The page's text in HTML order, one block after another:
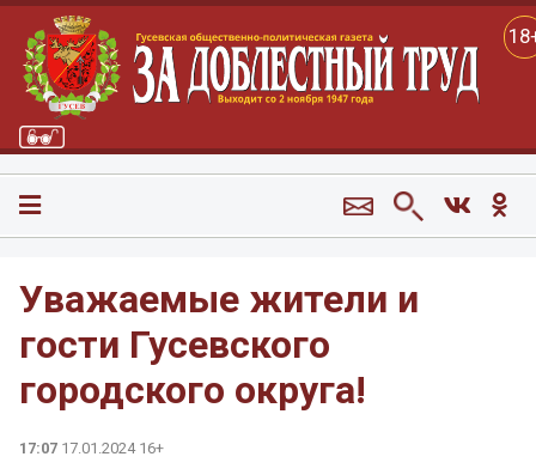
Уважаемые жители и
гости Гусевского
городского округа!
17:07 17.01.2024 16+